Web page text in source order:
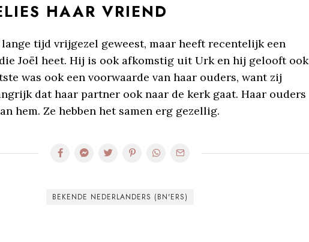
HAAR VRIEND
lange tijd vrijgezel geweest, maar heeft recentelijk een
Joël heet. Hij is ook afkomstig uit Urk en hij gelooft ook
was ook een voorwaarde van haar ouders, want zij
dat haar partner ook naar de kerk gaat. Haar ouders
hem. Ze hebben het samen erg gezellig.
BEKENDE NEDERLANDERS (BN'ERS)